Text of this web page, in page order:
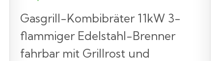
Gasgrill-Kombibräter 11kW 3-
flammiger Edelstahl-Brenner
fahrbar mit Grillrost und